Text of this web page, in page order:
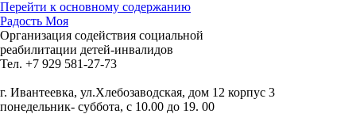
Перейти к основному содержанию
Радость Моя
Организация содействия социальной
реабилитации детей-инвалидов
Тел. +7 929 581-27-73
г. Ивантеевка, ул.Хлебозаводская, дом 12 корпус 3
понедельник- суббота, с 10.00 до 19. 00